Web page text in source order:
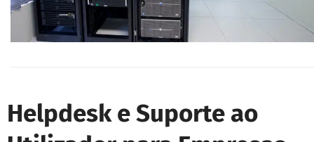
Helpdesk e Suporte ao